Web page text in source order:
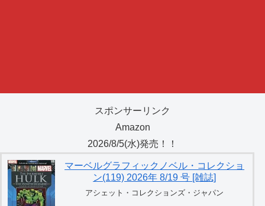
スポンサーリンク
Amazon
2026/8/5(水)発売！！
マーベルグラフィックノベル・コレクショ
ン(119) 2026年 8/19 号 [雑誌]
アシェット・コレクションズ・ジャパン